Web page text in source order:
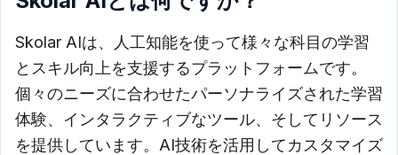
Skolar AIは、人工知能を使って様々な科目の学習
とスキル向上を支援するプラットフォームです。
個々のニーズに合わせたパーソナライズされた学習
体験、インタラクティブなツール、そしてリソース
を提供しています。AI技術を活用してカスタマイズ